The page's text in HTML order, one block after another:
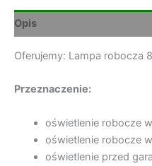
Opis
Oferujemy: Lampa robocza
Przeznaczenie:
oświetlenie robocze
oświetlenie robocze
oświetlenie przed